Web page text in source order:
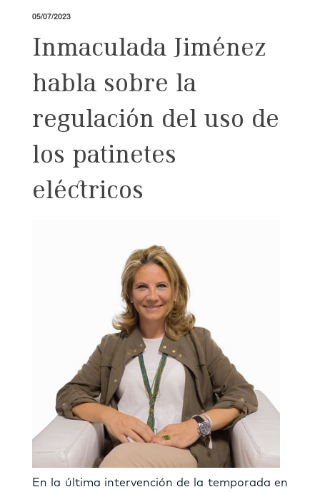
05/07/2023
Inmaculada Jiménez
habla sobre la
regulación del uso de
los patinetes
eléctricos
En la última intervención de la temporada en